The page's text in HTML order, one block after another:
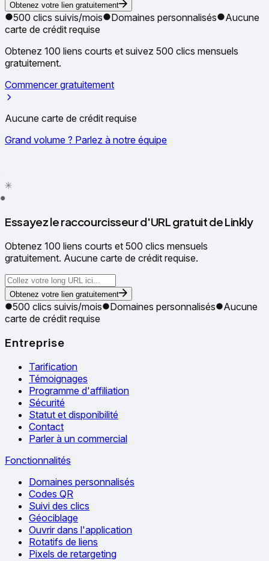
Obtenez votre lien gratuitement
500 clics suivis/mois Domaines personnalisés
Aucune
carte de crédit requise
Obtenez 100 liens courts et suivez 500 clics mensuels
gratuitement.
Commencer gratuitement
Aucune carte de crédit requise
Grand volume ? Parlez à notre équipe
●
Essayez le raccourcisseur d'URL gratuit de Linkly
Obtenez 100 liens courts et 500 clics mensuels
gratuitement. Aucune carte de crédit requise.
Obtenez votre lien gratuitement
500 clics suivis/mois Domaines personnalisés
Aucune
carte de crédit requise
Entreprise
Tarification
Témoignages
Programme d'affiliation
Sécurité
Statut et disponibilité
Contact
Parler à un commercial
Fonctionnalités
Domaines personnalisés
Codes QR
Suivi des clics
Géociblage
Ouvrir dans l'application
Rotatifs de liens
Pixels de retargeting